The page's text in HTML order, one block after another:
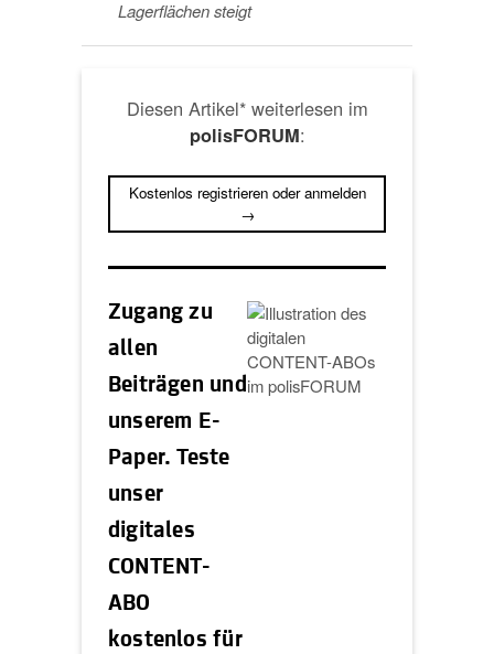
Lagerflächen steigt
Diesen Artikel* weiterlesen im
polisFORUM:
Kostenlos registrieren oder anmelden
→
Zugang zu
allen
Beiträgen und
unserem E-
Paper. Teste
unser
digitales
CONTENT-
ABO
kostenlos für